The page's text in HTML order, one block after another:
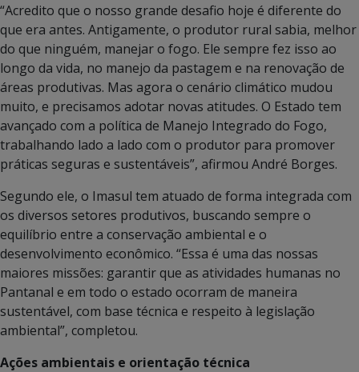
“Acredito que o nosso grande desafio hoje é diferente do
que era antes. Antigamente, o produtor rural sabia, melhor
do que ninguém, manejar o fogo. Ele sempre fez isso ao
longo da vida, no manejo da pastagem e na renovação de
áreas produtivas. Mas agora o cenário climático mudou
muito, e precisamos adotar novas atitudes. O Estado tem
avançado com a política de Manejo Integrado do Fogo,
trabalhando lado a lado com o produtor para promover
práticas seguras e sustentáveis”, afirmou André Borges.
Segundo ele, o Imasul tem atuado de forma integrada com
os diversos setores produtivos, buscando sempre o
equilíbrio entre a conservação ambiental e o
desenvolvimento econômico. “Essa é uma das nossas
maiores missões: garantir que as atividades humanas no
Pantanal e em todo o estado ocorram de maneira
sustentável, com base técnica e respeito à legislação
ambiental”, completou.
Ações ambientais e orientação técnica